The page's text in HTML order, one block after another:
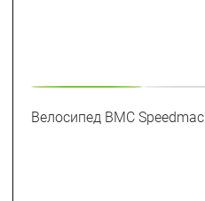
Велосипед BMC